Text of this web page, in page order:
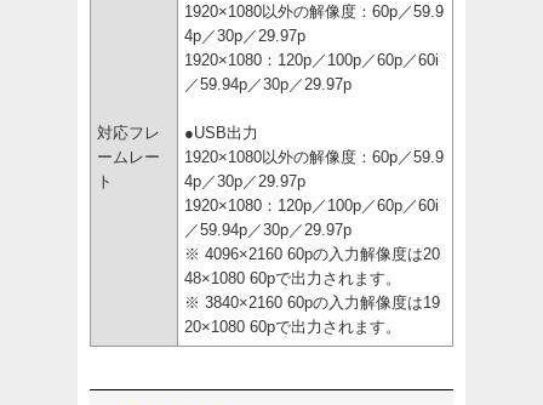
対応フレ
ームレー
ト
1920×1080以外の解像度：60p／59.9
4p／30p／29.97p
1920×1080：120p／100p／60p／60i
／59.94p／30p／29.97p
●USB出力
1920×1080以外の解像度：60p／59.9
4p／30p／29.97p
1920×1080：120p／100p／60p／60i
／59.94p／30p／29.97p
※ 4096×2160 60pの入力解像度は20
48×1080 60pで出力されます。
※ 3840×2160 60pの入力解像度は19
20×1080 60pで出力されます。